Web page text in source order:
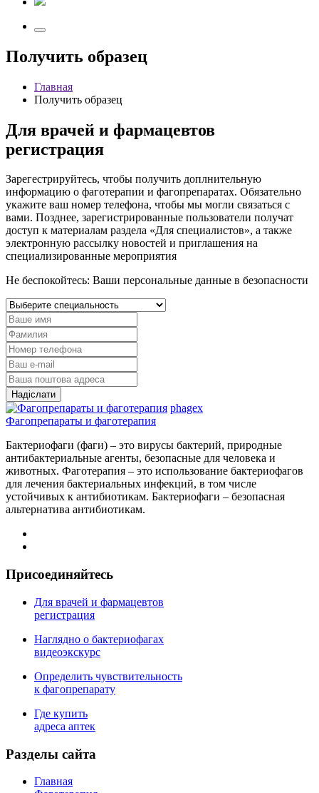
Получить образец
Главная
Получить образец
Для врачей и фармацевтов
регистрация
Зарегестрируйтесь, чтобы получить доплнительную
информацию о фаготерапии и фагопрепаратах. Обязательно
укажите ваш номер телефона, чтобы мы могли связаться с
вами. Позднее, зарегистрированные пользователи получат
доступ к материалам раздела «Для специалистов», а также
электронную рассылку новостей и приглашения на
специализированные мероприятия
Не беспокойтесь: Ваши персональные данные в безопасности
Надіслати
phagex
Фагопрепараты и фаготерапия
Бактериофаги (фаги) – это вирусы бактерий, природные
антибактериальные агенты, безопасные для человека и
животных. Фаготерапия – это использование бактериофагов
для лечения бактериальных инфекций, в том числе
устойчивых к антибиотикам. Бактериофаги – безопасная
альтернатива антибиотикам.
Присоединяйтесь
Для врачей и фармацевтов
регистрация
Наглядно о бактериофагах
видеоэкскурс
Определить чувствительность
к фагопрепарату
Где купить
адреса аптек
Разделы сайта
Главная